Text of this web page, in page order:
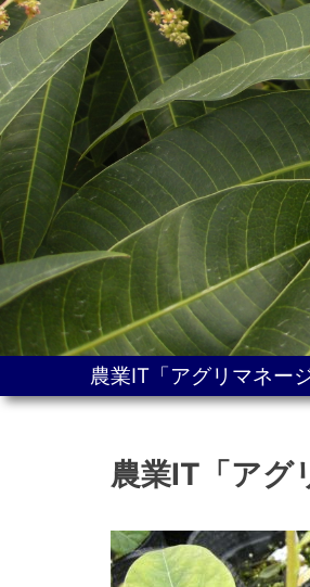
農業IT「アグリマネー
農業IT「アグ